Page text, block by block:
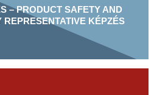
– PRODUCT SAFETY AND
REPRESENTATIVE KÉPZÉS